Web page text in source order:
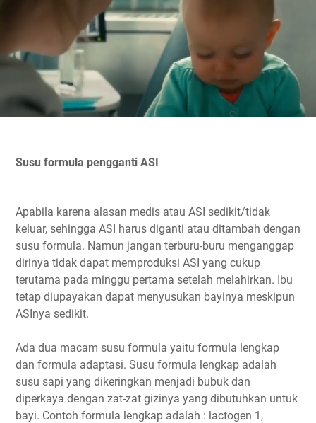
Susu formula pengganti ASI
Apabila karena alasan medis atau ASI sedikit/tidak
keluar, sehingga ASI harus diganti atau ditambah dengan
susu formula. Namun jangan terburu-buru menganggap
dirinya tidak dapat memproduksi ASI yang cukup
terutama pada minggu pertama setelah melahirkan. Ibu
tetap diupayakan dapat menyusukan bayinya meskipun
ASInya sedikit.
Ada dua macam susu formula yaitu formula lengkap
dan formula adaptasi. Susu formula lengkap adalah
susu sapi yang dikeringkan menjadi bubuk dan
diperkaya dengan zat-zat gizinya yang dibutuhkan untuk
bayi. Contoh formula lengkap adalah : lactogen 1,